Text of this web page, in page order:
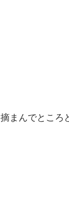
摘まんでところ